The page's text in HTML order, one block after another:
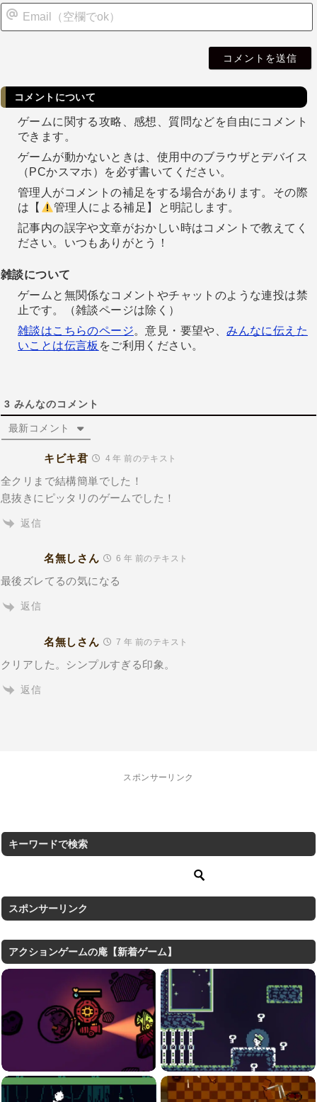
コメントについて
ゲームに関する攻略、感想、質問などを自由にコメント
できます。
ゲームが動かないときは、使用中のブラウザとデバイス
（PCかスマホ）を必ず書いてください。
管理人がコメントの補足をする場合があります。その際
は【
管理人による補足】と明記します。
記事内の誤字や文章がおかしい時はコメントで教えてく
ださい。いつもありがとう！
雑談について
ゲームと無関係なコメントやチャットのような連投は禁
止です。（雑談ページは除く）
雑談はこちらのページ。意見・要望や、みんなに伝えた
いことは伝言板 をご利用ください。
3 みんなのコメント
最新コメント
キビキ君 4 年 前のテキスト
全クリまで結構簡単でした！
息抜きにピッタリのゲームでした！
返信
名無しさん 6 年 前のテキスト
最後ズレてるの気になる
返信
名無しさん 7 年 前のテキスト
クリアした。シンプルすぎる印象。
返信
スポンサーリンク
キーワードで検索
スポンサーリンク
アクションゲームの庵【新着ゲーム】